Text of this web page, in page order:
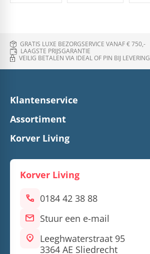
GRATIS LUXE BEZORGSERVICE VANAF € 750,-
LAAGSTE PRIJSGARANTIE
VEILIG BETALEN VIA IDEAL OF PIN BIJ LEVERING
Klantenservice
Assortiment
Korver Living
Korver Living
call 0184 42 38 88
mail Stuur een e-mail
location_on Leeghwaterstraat 95
3364 AE Sliedrecht